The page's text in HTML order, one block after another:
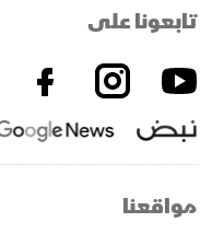
تابعونا على
مواقعنا